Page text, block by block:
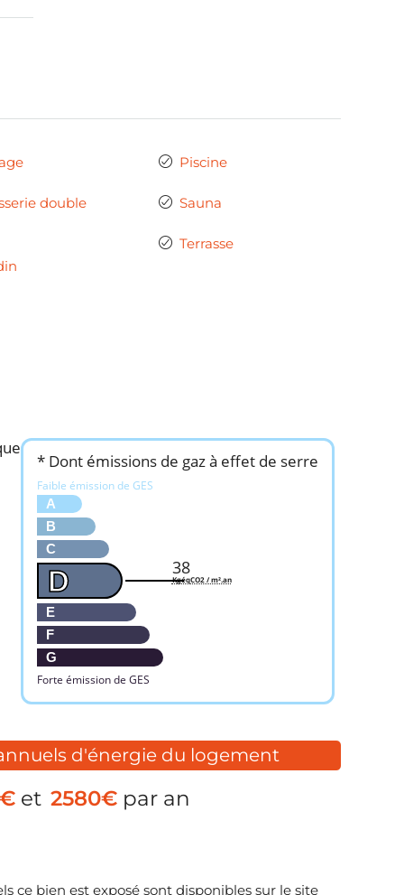
double
Piscine
Sauna
Terrasse
* Dont émissions de gaz à effet de serre
Faible émission de GES
A
B
C
D
E
F
G
Forte émission de GES
38
KgéqCO2 / m².an
d'énergie du logement
et 2580€ par an
ce bien est exposé sont disponibles sur le site